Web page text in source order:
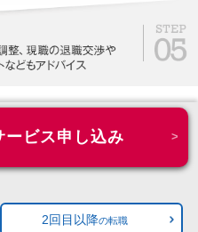
ービス申し込み
2回目以降の転職